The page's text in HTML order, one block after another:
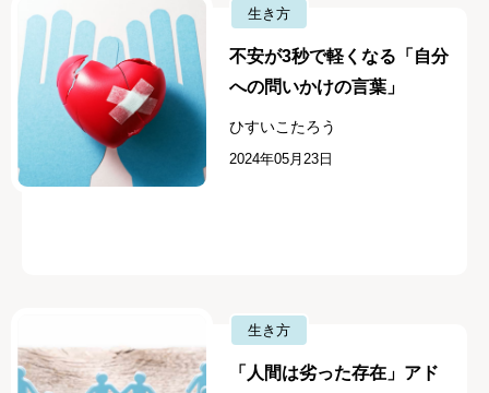
生き方
不安が3秒で軽くなる「自分
への問いかけの言葉」
ひすいこたろう
2024年05月23日
生き方
「人間は劣った存在」アド